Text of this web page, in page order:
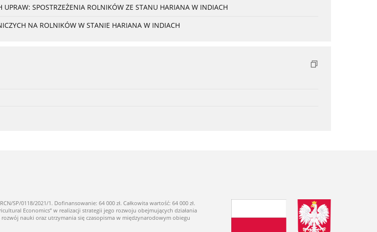
SPOSTRZEŻENIA ROLNIKÓW ZE STANU HARIANA W INDIACH
NA ROLNIKÓW W STANIE HARIANA W INDIACH
SP/0118/2021/1. Dofinansowanie: 64 000 zł. Całkowita wartość: 64 000 zł.
Economics” w realizacji strategii jego rozwoju obejmujących działania
nauki oraz utrzymania się czasopisma w międzynarodowym obiegu